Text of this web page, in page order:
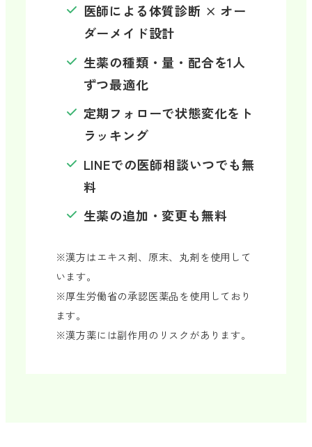
医師による体質診断 × オー
ダーメイド設計
生薬の種類・量・配合を1人
ずつ最適化
定期フォローで状態変化をト
ラッキング
LINEでの医師相談いつでも無
料
生薬の追加・変更も無料
※漢方はエキス剤、原末、丸剤を使用して
います。
※厚生労働省の承認医薬品を使用しており
ます。
※漢方薬には副作用のリスクがあります。